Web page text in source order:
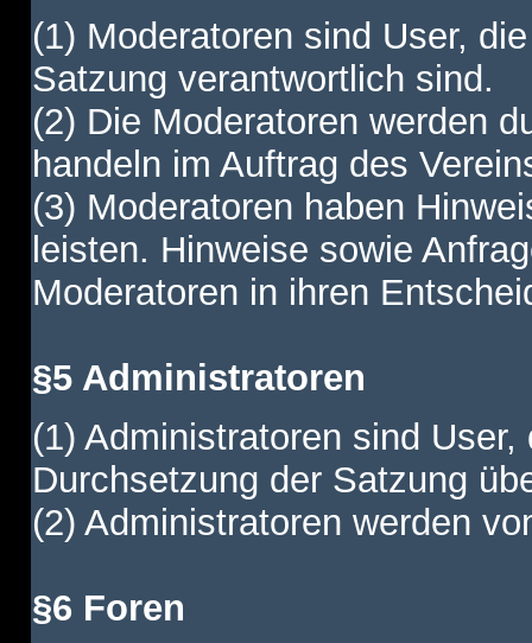
(1) Moderatoren sind User,
Satzung verantwortlich sind.
(2) Die Moderatoren werden
handeln im Auftrag des
(3) Moderatoren haben
leisten. Hinweise sowie
Moderatoren in ihren
§5 Administratoren
(1) Administratoren sind
Durchsetzung der Satzung
(2) Administratoren werden
§6 Foren